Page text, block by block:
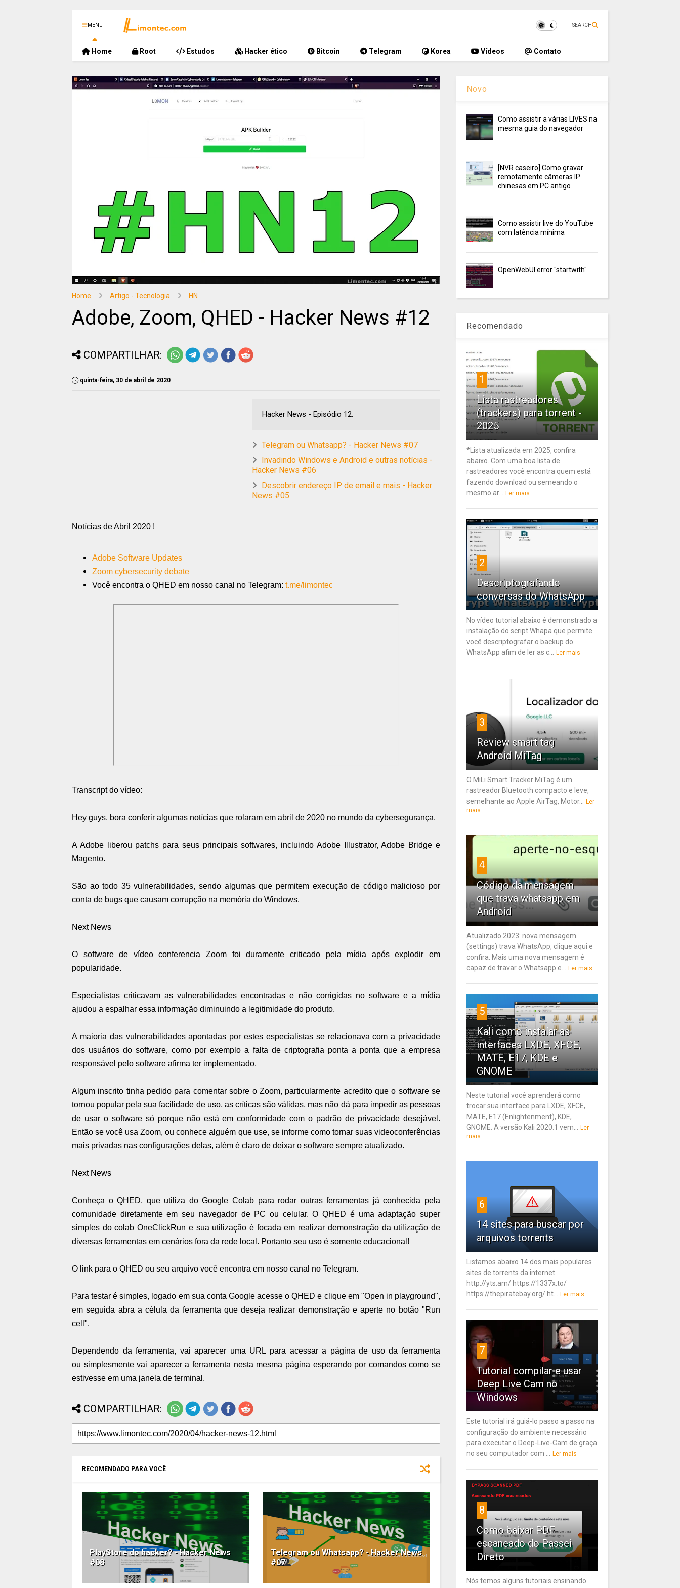
MENU SEARCH
Home Root Estudos Hacker ético Bitcoin Telegram Korea Vídeos Contato
Home Artigo - Tecnologia HN
Adobe, Zoom, QHED - Hacker News #12
COMPARTILHAR:
quinta-feira, 30 de abril de 2020
Hacker News - Episódio 12.
Telegram ou Whatsapp? - Hacker News #07
Invadindo Windows e Android e outras notícias -
Hacker News #06
Descobrir endereço IP de email e mais - Hacker
News #05
Notícias de Abril 2020 !
Adobe Software Updates
Zoom cybersecurity debate
Você encontra o QHED em nosso canal no Telegram: t.me/limontec
Transcript do vídeo:
Hey guys, bora conferir algumas notícias que rolaram em abril de 2020 no mundo da cybersegurança.
A Adobe liberou patchs para seus principais softwares, incluindo Adobe Illustrator, Adobe Bridge e
Magento.
São ao todo 35 vulnerabilidades, sendo algumas que permitem execução de código malicioso por
conta de bugs que causam corrupção na memória do Windows.
Next News
O software de vídeo conferencia Zoom foi duramente criticado pela mídia após explodir em
popularidade.
Especialistas criticavam as vulnerabilidades encontradas e não corrigidas no software e a mídia
ajudou a espalhar essa informação diminuindo a legitimidade do produto.
A maioria das vulnerabilidades apontadas por estes especialistas se relacionava com a privacidade
dos usuários do software, como por exemplo a falta de criptografia ponta a ponta que a empresa
responsável pelo software afirma ter implementado.
Algum inscrito tinha pedido para comentar sobre o Zoom, particularmente acredito que o software se
tornou popular pela sua facilidade de uso, as críticas são válidas, mas não dá para impedir as pessoas
de usar o software só porque não está em conformidade com o padrão de privacidade desejável.
Então se você usa Zoom, ou conhece alguém que use, se informe como tornar suas videoconferências
mais privadas nas configurações delas, além é claro de deixar o software sempre atualizado.
Next News
Conheça o QHED, que utiliza do Google Colab para rodar outras ferramentas já conhecida pela
comunidade diretamente em seu navegador de PC ou celular. O QHED é uma adaptação super
simples do colab OneClickRun e sua utilização é focada em realizar demonstração da utilização de
diversas ferramentas em cenários fora da rede local. Portanto seu uso é somente educacional!
O link para o QHED ou seu arquivo você encontra em nosso canal no Telegram.
Para testar é simples, logado em sua conta Google acesse o QHED e clique em "Open in playground",
em seguida abra a célula da ferramenta que deseja realizar demonstração e aperte no botão "Run
cell".
Dependendo da ferramenta, vai aparecer uma URL para acessar a página de uso da ferramenta
ou simplesmente vai aparecer a ferramenta nesta mesma página esperando por comandos como se
estivesse em uma janela de terminal.
COMPARTILHAR:
RECOMENDADO PARA VOCÊ
PlayStore do hacker? - Hacker News
#08
Telegram ou Whatsapp? - Hacker News
#07
Novo
Como assistir a várias LIVES na
mesma guia do navegador
[NVR caseiro] Como gravar
remotamente câmeras IP
chinesas em PC antigo
Como assistir live do YouTube
com latência mínima
OpenWebUI error "startwith"
Recomendado
1
Lista rastreadores
(trackers) para torrent -
2025
*Lista atualizada em 2025, confira
abaixo. Com uma boa lista de
rastreadores você encontra quem está
fazendo download ou semeando o
mesmo ar...
Ler mais
2
Descriptografando
conversas do WhatsApp
No vídeo tutorial abaixo é demonstrado a
instalação do script Whapa que permite
você descriptografar o backup do
WhatsApp afim de ler as c...
Ler mais
3
Review smart tag
Android MiTag
O MiLi Smart Tracker MiTag é um
rastreador Bluetooth compacto e leve,
semelhante ao Apple AirTag, Motor...
Ler
mais
4
Código da mensagem
que trava whatsapp em
Android
Atualizado 2023: nova mensagem
(settings) trava WhatsApp, clique aqui e
confira. Mais uma nova mensagem é
capaz de travar o Whatsapp e...
Ler mais
5
Kali como instalar as
interfaces LXDE, XFCE,
MATE, E17, KDE e
GNOME
Neste tutorial você aprenderá como
trocar sua interface para LXDE, XFCE,
MATE, E17 (Enlightenment), KDE,
GNOME. A versão Kali 2020.1 vem...
Ler
mais
6
14 sites para buscar por
arquivos torrents
Listamos abaixo 14 dos mais populares
sites de torrents da internet.
http://yts.am/ https://1337x.to/
https://thepiratebay.org/ ht...
Ler mais
7
Tutorial compilar e usar
Deep Live Cam no
Windows
Este tutorial irá guiá-lo passo a passo na
configuração do ambiente necessário
para executar o Deep-Live-Cam de graça
no seu computador com ...
Ler mais
8
Como baixar PDF
escaneado do Passei
Direto
Nós temos alguns tutoriais ensinando